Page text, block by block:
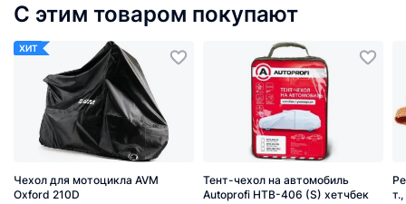
С этим товаром покупают
ХИТ
Чехол для мотоцикла AVM
Oxford 210D
Тент-чехол на автомобиль
Autoprofi HTB-406 (S) хетчбек